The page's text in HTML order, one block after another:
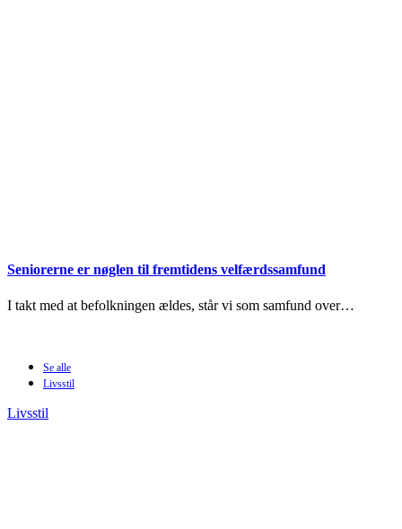
Seniorerne er nøglen til fremtidens velfærdssamfund
I takt med at befolkningen ældes, står vi som samfund over…
Se alle
Livsstil
Livsstil